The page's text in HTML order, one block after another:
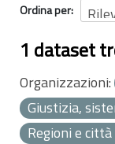
Ordina per
1 dataset
Organizzazioni:
Giustizia,
Regioni e città